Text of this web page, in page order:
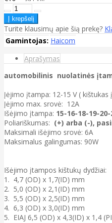
Turite klausimų apie šią prekę?
Gamintojas: Haicom
Aprašymas
automobilinis nuolatinės
Įėjimo įtampa: 12-15 V ( kištukas
Įėjimo max. srovė: 12A
Išėjimo įtampa: 15-16-18-19-
Poliariškumas: (+) arba (-),
Maksimali išėjimo srovė: 6A
Maksimalus galingumas: 90W
Išėjimo įtampos kištukų dydžiai:
1. 4,7 (OD) x 1,7(ID) mm
2. 5,0 (OD) x 2,1(ID) mm
3. 5,5 (OD) x 2,5(ID) mm
4. 6,3 (OD) x 3,0(ID) mm
5. EIAJ 6,5 (OD) x 4,3(ID) x 1,4